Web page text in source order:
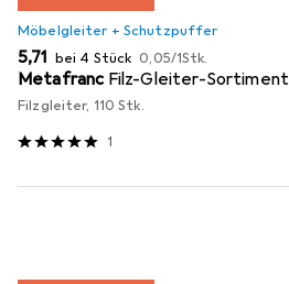
Möbelgleiter + Schutzpuffer
EUR
5,71 bei 4 Stück EUR
0,05/1Stk.
Metafranc Filz-Gleiter-Sortiment
Filzgleiter, 110 Stk.
1